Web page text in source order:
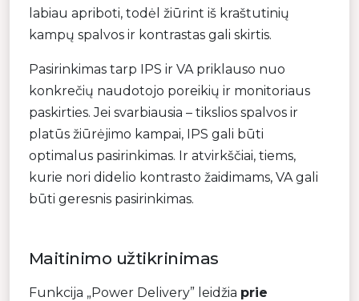
labiau apriboti, todėl žiūrint iš kraštutinių
kampų spalvos ir kontrastas gali skirtis.
Pasirinkimas tarp IPS ir VA priklauso nuo
konkrečių naudotojo poreikių ir monitoriaus
paskirties. Jei svarbiausia – tikslios spalvos ir
platūs žiūrėjimo kampai, IPS gali būti
optimalus pasirinkimas. Ir atvirkščiai, tiems,
kurie nori didelio kontrasto žaidimams, VA gali
būti geresnis pasirinkimas.
Maitinimo užtikrinimas
Funkcija „Power Delivery” leidžia prie